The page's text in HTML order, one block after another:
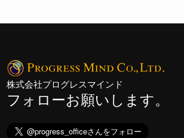
株式会社プログレスマインド
フォローお願いします。